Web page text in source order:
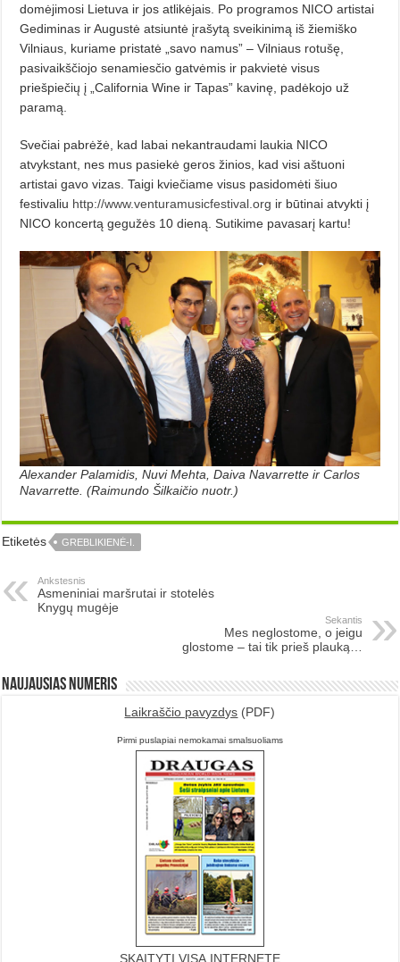
domėjimosi Lietuva ir jos atlikėjais. Po programos NICO artistai
Gediminas ir Augustė atsiuntė įrašytą sveikinimą iš žiemiško
Vilniaus, kuriame pristatė „savo namus” – Vilniaus rotušę,
pasivaikščiojo senamiesčio gatvėmis ir pakvietė visus
priešpiečių į „California Wine ir Tapas” kavinę, padėkojo už
paramą.
Svečiai pabrėžė, kad labai nekantraudami laukia NICO
atvykstant, nes mus pasiekė geros žinios, kad visi aštuoni
artistai gavo vizas. Taigi kviečiame visus pasidomėti šiuo
festivaliu http://www.venturamusicfestival.org ir būtinai atvykti į
NICO koncertą gegužės 10 dieną. Sutikime pavasarį kartu!
Alexander Palamidis, Nuvi Mehta, Daiva Navarrette ir Carlos
Navarrette. (Raimundo Šilkaičio nuotr.)
Etiketės GREBLIKIENĖ-I.
Ankstesnis
Asmeniniai maršrutai ir stotelės
Knygų mugėje
Sekantis
Mes neglostome, o jeigu
glostome – tai tik prieš plauką…
Naujausias numeris
Laikraščio pavyzdys (PDF)
Pirmi puslapiai nemokamai smalsuoliams
SKAITYTI VISĄ INTERNETE